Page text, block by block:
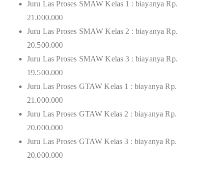
Juru Las Proses SMAW Kelas 1 : biayanya Rp.
21.000.000
Juru Las Proses SMAW Kelas 2 : biayanya Rp.
20.500.000
Juru Las Proses SMAW Kelas 3 : biayanya Rp.
19.500.000
Juru Las Proses GTAW Kelas 1 : biayanya Rp.
21.000.000
Juru Las Proses GTAW Kelas 2 : biayanya Rp.
20.000.000
Juru Las Proses GTAW Kelas 3 : biayanya Rp.
20.000.000